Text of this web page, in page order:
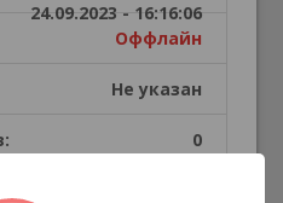
24.09.2023 - 16:16:06
Оффлайн
Не указан
0